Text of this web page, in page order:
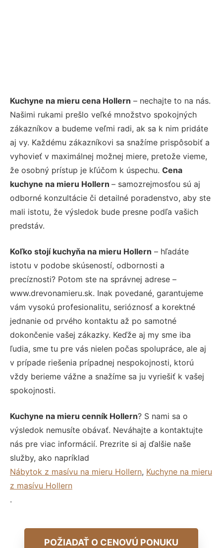
Kuchyne na mieru cena Hollern – nechajte to na nás.
Našimi rukami prešlo veľké množstvo spokojných
zákazníkov a budeme veľmi radi, ak sa k nim pridáte
aj vy. Každému zákazníkovi sa snažíme prispôsobiť a
vyhovieť v maximálnej možnej miere, pretože vieme,
že osobný prístup je kľúčom k úspechu. Cena
kuchyne na mieru Hollern – samozrejmosťou sú aj
odborné konzultácie či detailné poradenstvo, aby ste
mali istotu, že výsledok bude presne podľa vašich
predstáv.
Koľko stojí kuchyňa na mieru Hollern – hľadáte
istotu v podobe skúseností, odbornosti a
precíznosti? Potom ste na správnej adrese –
www.drevonamieru.sk. Inak povedané, garantujeme
vám vysokú profesionalitu, serióznosť a korektné
jednanie od prvého kontaktu až po samotné
dokončenie vašej zákazky. Keďže aj my sme iba
ľudia, sme tu pre vás nielen počas spolupráce, ale aj
v prípade riešenia prípadnej nespokojnosti, ktorú
vždy berieme vážne a snažíme sa ju vyriešiť k vašej
spokojnosti.
Kuchyne na mieru cenník Hollern? S nami sa o
výsledok nemusíte obávať. Neváhajte a kontaktujte
nás pre viac informácií. Prezrite si aj ďalšie naše
služby, ako napríklad
Nábytok z masívu na mieru Hollern, Kuchyne na mieru
z masívu Hollern
.
POŽIADAŤ O CENOVÚ PONUKU